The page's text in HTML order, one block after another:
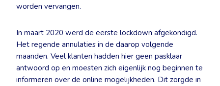
worden vervangen.
In maart 2020 werd de eerste lockdown afgekondigd.
Het regende annulaties in de daarop volgende
maanden. Veel klanten hadden hier geen pasklaar
antwoord op en moesten zich eigenlijk nog beginnen te
informeren over de online mogelijkheden. Dit zorgde in